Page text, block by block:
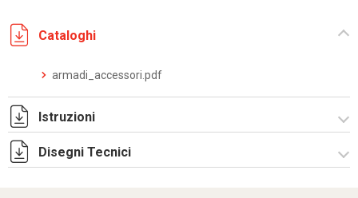
Cataloghi
armadi_accessori.pdf
Istruzioni
Istruzioni di montaggio ZAE_stampa.pdf
Disegni Tecnici